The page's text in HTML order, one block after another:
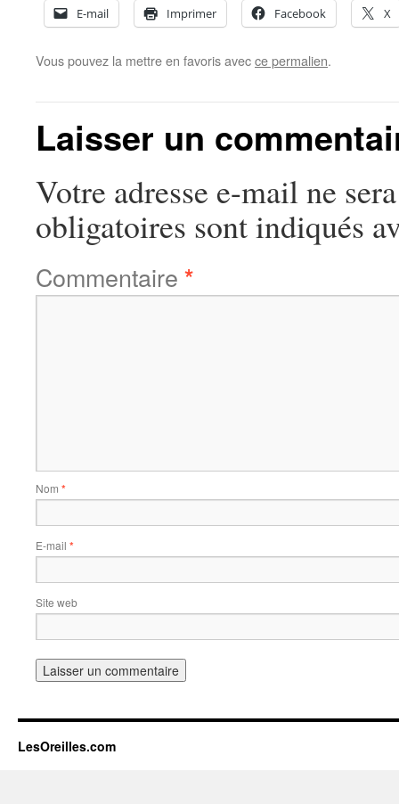
E-mail Imprimer Facebook X
Vous pouvez la mettre en favoris avecce permalien.
Laisser un
Votre adresse e-mail ne
obligatoires sont indiqués
Commentaire *
Nom *
E-mail *
Site web
LesOreilles.com